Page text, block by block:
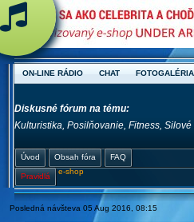
ON-LINE RÁDIO CHAT FOTOGALÉRIA
Diskusné fórum na tému:
Kulturistika, Posilňovanie, Fitness,
Úvod Obsah fóra FAQ
Pravidlá
e-shop
Posledná návšteva 05 Aug 2016, 08:15